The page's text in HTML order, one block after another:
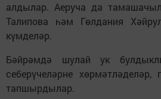
алдылар. Аеруча да
Талипова һәм Гөлдания
күмделәр.
Бәйрәмдә шулай ук
себерүчеләрне хөрмәтләделәр,
тапшырдылар.